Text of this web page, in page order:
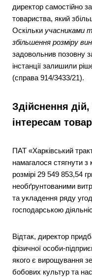
директор самостійно
товариства, який
Оскільки учасниками
збільшення розміру
задовольнив позовну
інстанції залишили
(справа 914/3433/21).
Здійснення
інтересам
ПАТ «Харківський
намагалося стягнути
розмірі 29 549 853,54
необґрунтованими
та укладення ряду
господарською
Відтак, директор
фізичної особи-
якого є вирощування
бобових культур та